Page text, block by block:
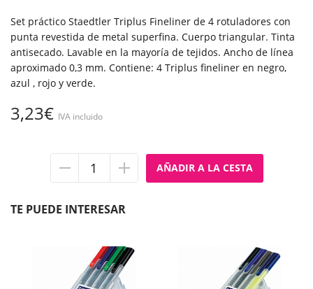
Set práctico Staedtler Triplus Fineliner de 4 rotuladores con
punta revestida de metal superfina. Cuerpo triangular. Tinta
antisecado. Lavable en la mayoría de tejidos. Ancho de línea
aproximado 0,3 mm. Contiene: 4 Triplus fineliner en negro,
azul , rojo y verde.
3,23€ IVA incluido
TE PUEDE INTERESAR